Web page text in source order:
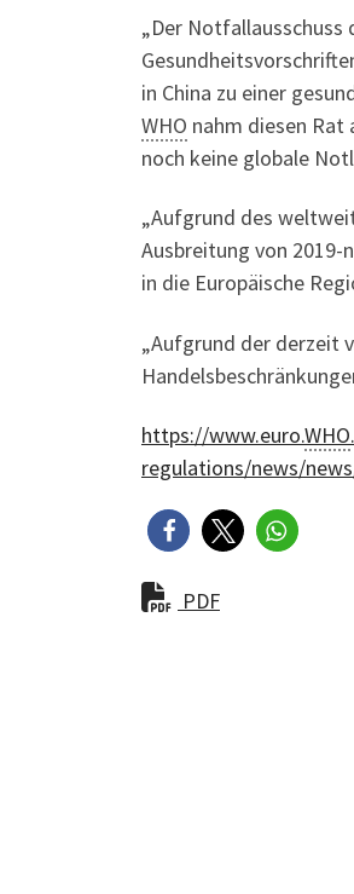
„Der Notfallausschuss
in China zu einer
WHO nahm diesen Rat
noch keine globale
„Aufgrund des
Ausbreitung von 2019-
in die Europäische
„Aufgrund der derzeit
https://www.euro.WHO
regulations/news/
PDF